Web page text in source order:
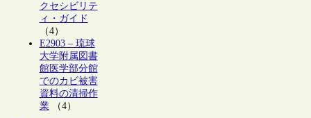
クセシビリテ
ィ・ガイド
（4）
E2903 – 琉球
大学附属図書
館医学部分館
でのカビ被害
資料の清掃作
業（4）